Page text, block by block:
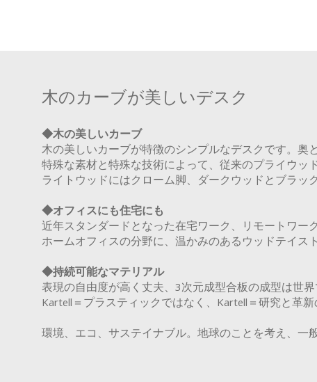
木のカーブが美しいデスク
◆木の美しいカーブ
木の美しいカーブが特徴のシンプルなデスクです。奥
特殊な素材と特殊な技術によって、従来のプライウッ
ライトウッドにはクローム脚、ダークウッドとブラッ
◆オフィスにも住宅にも
近年スタンダードとなった在宅ワーク、リモートワー
ホームオフィスの分野に、温かみのあるウッドテイス
◆持続可能なマテリアル
表現の自由度が高く丈夫、3次元成型合板の成型は世
Kartell＝プラスティックではなく、Kartell＝研究と革
環境、エコ、サステイナブル。地球のことを考え、一